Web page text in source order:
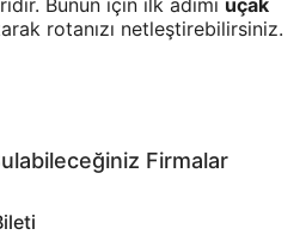
Bunun için ilk adımı uçak
rotanızı netleştirebilirsiniz.
Firmalar